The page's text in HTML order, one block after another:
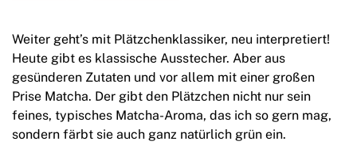
Weiter geht’s mit Plätzchenklassiker, neu interpretiert!
Heute gibt es klassische Ausstecher. Aber aus
gesünderen Zutaten und vor allem mit einer großen
Prise Matcha. Der gibt den Plätzchen nicht nur sein
feines, typisches Matcha-Aroma, das ich so gern mag,
sondern färbt sie auch ganz natürlich grün ein.